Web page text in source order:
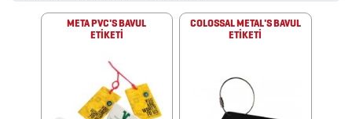
META PVC'S BAVUL
ETİKETİ
COLOSSAL METAL'S BAVUL
ETİKETİ